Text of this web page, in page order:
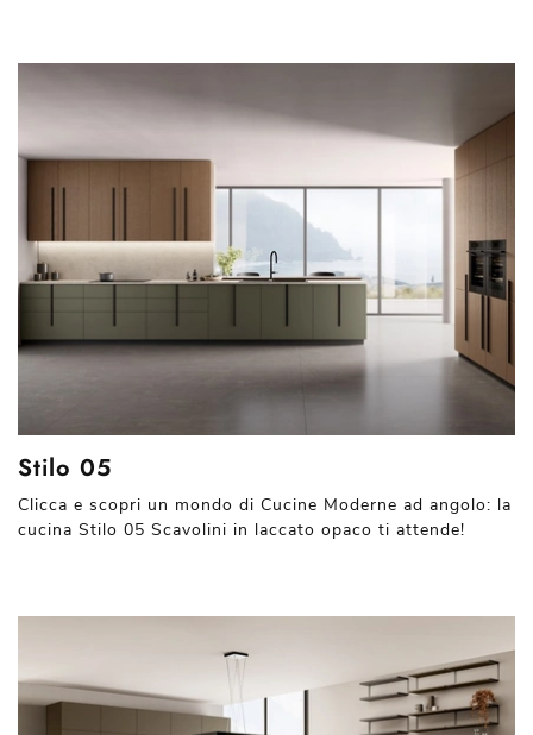
Stilo 05
Clicca e scopri un mondo di Cucine Moderne ad angolo: la
cucina Stilo 05 Scavolini in laccato opaco ti attende!